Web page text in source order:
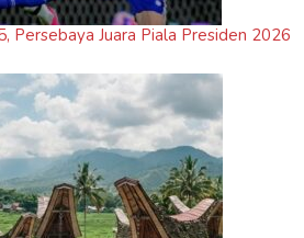
Persebaya Juara Piala Presiden 2026